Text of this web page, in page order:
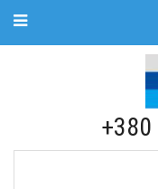
Toggle Navigation